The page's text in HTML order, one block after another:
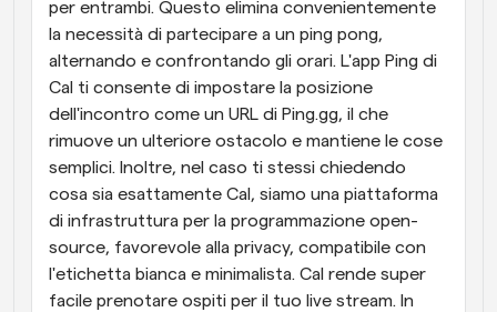
per entrambi. Questo elimina convenientemente
la necessità di partecipare a un ping pong,
alternando e confrontando gli orari. L'app Ping di
Cal ti consente di impostare la posizione
dell'incontro come un URL di Ping.gg, il che
rimuove un ulteriore ostacolo e mantiene le cose
semplici. Inoltre, nel caso ti stessi chiedendo
cosa sia esattamente Cal, siamo una piattaforma
di infrastruttura per la programmazione open-
source, favorevole alla privacy, compatibile con
l'etichetta bianca e minimalista. Cal rende super
facile prenotare ospiti per il tuo live stream. In